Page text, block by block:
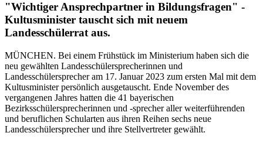
"Wichtiger Ansprechpartner in Bildungsfragen" -
Kultusminister tauscht sich mit neuem
Landesschülerrat aus.
MÜNCHEN. Bei einem Frühstück im Ministerium haben sich die
neu gewählten Landesschülersprecherinnen und
Landesschülersprecher am 17. Januar 2023 zum ersten Mal mit dem
Kultusminister persönlich ausgetauscht. Ende November des
vergangenen Jahres hatten die 41 bayerischen
Bezirksschülersprecherinnen und -sprecher aller weiterführenden
und beruflichen Schularten aus ihren Reihen sechs neue
Landesschülersprecher und ihre Stellvertreter gewählt.